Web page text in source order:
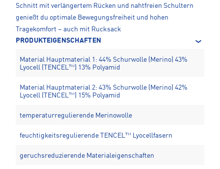
Schnitt mit verlängertem Rücken und nahtfreien Schultern
genießt du optimale Bewegungsfreiheit und hohen
Tragekomfort – auch mit Rucksack
PRODUKTEIGENSCHAFTEN
Material Hauptmaterial 1: 44% Schurwolle (Merino) 43%
Lyocell (TENCEL™) 13% Polyamid
Material Hauptmaterial 2: 43% Schurwolle (Merino) 42%
Lyocell (TENCEL™) 15% Polyamid
temperaturregulierende Merinowolle
feuchtigkeitsregulierende TENCEL™ Lyocellfasern
geruchsreduzierende Materialeigenschaften